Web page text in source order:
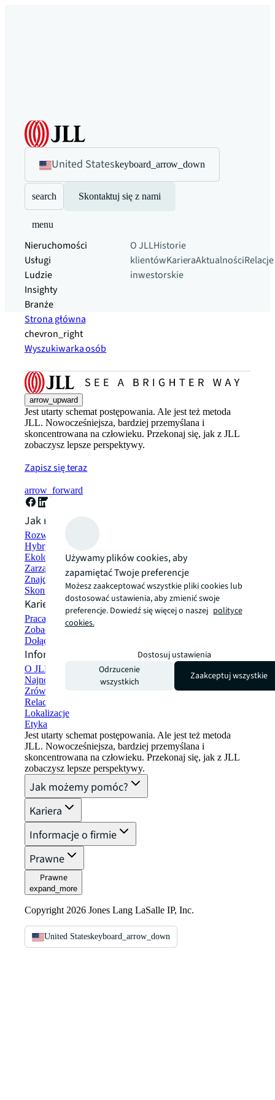
United Stateskeyboard_arrow_down
search Skontaktuj się z nami
menu
Nieruchomości
Usługi
Ludzie
Insighty
Branże
O JLLHistorie
klientówKarieraAktualnościRelacje
inwestorskie
Strona główna
chevron_right
Wyszukiwarka osób
arrow_upward
Jest utarty schemat postępowania. Ale jest też metoda
JLL. Nowocześniejsza, bardziej przemyślana i
skoncentrowana na człowieku. Przekonaj się, jak z JLL
zobaczysz lepsze perspektywy.
Zapisz się teraz
arrow_forward
Jak możemy pomóc?
Rozwiązania w zakresie zrównoważonego rozwoju
Hybrydowe rozwiązania w zakresie przestrzeni roboczej
Ekologiczne budownictwo i wynajem
Zarządzanie portfelem
Znajdź i wynajmij przestrzeń
Skontaktuj się z nami
Kariera
Praca w JLL
Zobacz oferty pracy
Dołącz do sieci talentów
Informacje o firmie
O JLL
Najnowsze informacje
Zrównoważony rozwój w JLL
Relacje z inwestorami
Lokalizacje
Etyka
Jest utarty schemat postępowania. Ale jest też metoda
JLL. Nowocześniejsza, bardziej przemyślana i
skoncentrowana na człowieku. Przekonaj się, jak z JLL
zobaczysz lepsze perspektywy.
Jak możemy pomóc?
Kariera
Informacje o firmie
Prawne
Prawne
expand_more
Copyright 2026 Jones Lang LaSalle IP, Inc.
United Stateskeyboard_arrow_down
Używamy plików cookies, aby
zapamiętać Twoje preferencje
Możesz zaakceptować wszystkie pliki cookies lub
dostosować ustawienia, aby zmienić swoje
preferencje. Dowiedź się więcej o naszej polityce
cookies.
Dostosuj ustawienia
Odrzucenie
wszystkich
Zaakceptuj wszystkie